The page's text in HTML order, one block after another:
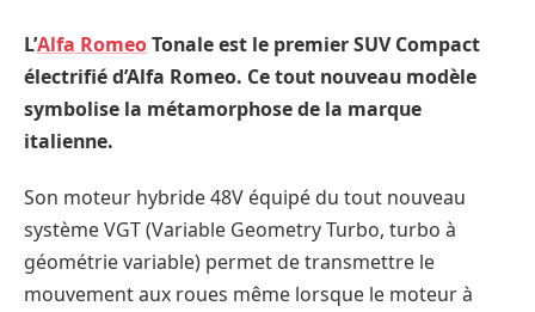
L’Alfa RomeoTonale est le premier SUV Compact
électrifié d’Alfa Romeo. Ce tout nouveau modèle
symbolise la métamorphose de la marque
italienne.
Son moteur hybride 48V équipé du tout nouveau
système VGT (Variable Geometry Turbo, turbo à
géométrie variable) permet de transmettre le
mouvement aux roues même lorsque le moteur à